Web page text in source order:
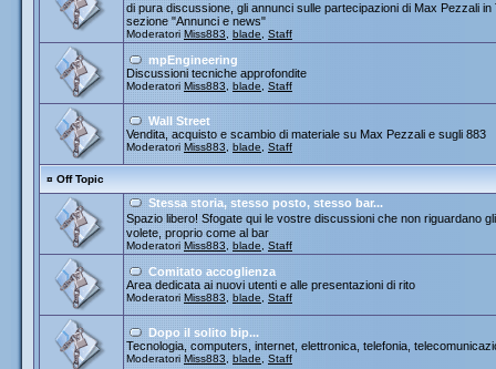
di pura discussione, gli annunci sulle partecipazioni di Max Pezzali
sezione "Annunci e news"
Moderatori Miss883 blade Staff
mpEngineering
Discussioni tecniche approfondite
Moderatori Miss883 blade Staff
Wall Street
Vendita, acquisto e scambio di materiale su Max Pezzali e sugli 883
Moderatori Miss883 blade Staff
¤ Off Topic
Stessa storia, stesso posto, stesso bar...
Spazio libero! Sfogate qui le vostre discussioni che non riguardano
volete, proprio come al bar
Moderatori Miss883 blade Staff
Comitato accoglienza
Area dedicata ai nuovi utenti e alle presentazioni di rito
Moderatori Miss883 blade Staff
Dopo il solito bip...
Tecnologia, computers, internet, elettronica, telefonia,
Moderatori Miss883 blade Staff